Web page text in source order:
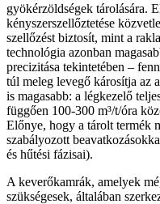
gyökérzöldségek tárolására.
kényszerszellőztetése
szellőzést biztosít, mint a
technológia azonban
precizitása tekintetében –
túl meleg levegő károsítja az
is magasabb: a légkezelő
függően 100-300 m³/t/óra
Előnye, hogy a tárolt termék
szabályozott
és hűtési fázisai).
A keverőkamrák, amelyek
szükségesek, általában